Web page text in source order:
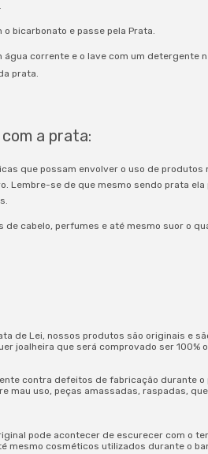
bicarbonato e passe pela Prata.
água corrente e o lave com um detergente
prata.
a prata:
que possam envolver o uso de produtos
Lembre-se de que mesmo sendo prata
cabelo, perfumes e até mesmo suor o
de Lei, nossos produtos são originais e
joalheira que será comprovado ser 100%
contra defeitos de fabricação durante
mau uso, peças amassadas, raspadas,
pode acontecer de escurecer com o
mesmo cosméticos utilizados durante o